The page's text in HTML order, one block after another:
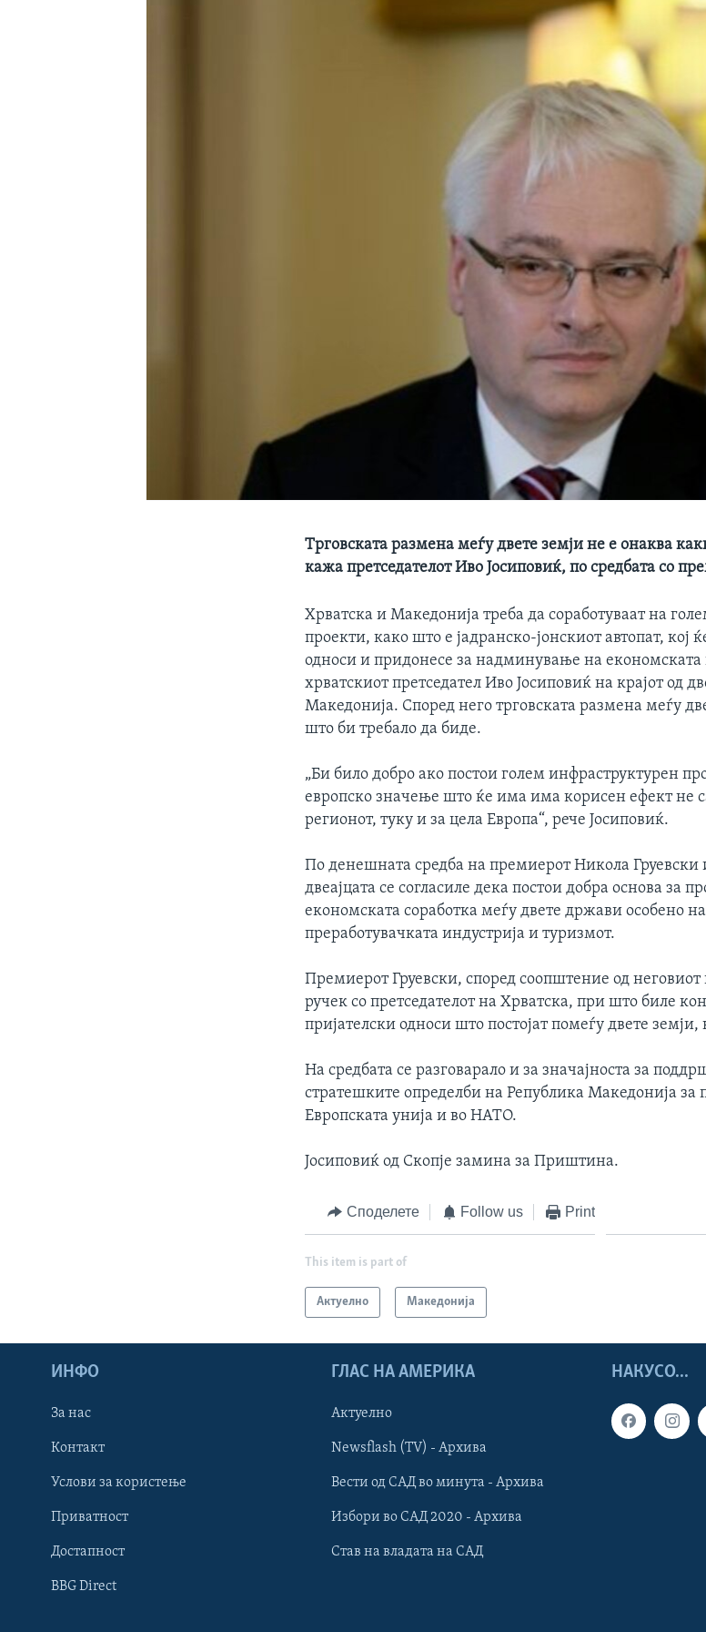
Learning English
НАКУСО...
Tрговската размена меѓу двете земји не е онаква
кажа претседателот Иво Јосиповиќ, по средбата со
Хрватска и Македонија треба да соработуваат на
проекти, како што е јадранско-јонскиот автопат, кој
односи и придонесе за надминување на економската
хрватскиот претседател Иво Јосиповиќ на крајот од
Македонија. Според него трговската размена меѓу
што би требало да биде.
„Би било добро ако постои голем инфраструктурен
европско значење што ќе има има корисен ефект не
регионот, туку и за цела Европа“, рече Јосиповиќ.
По денешната средба на премиерот Никола Груевски
двеајцата се согласиле дека постои добра основа за
економската соработка меѓу двете држави особено
преработувачката индустрија и туризмот.
Премиерот Груевски, според соопштение од
ручек со претседателот на Хрватска, при што биле
пријателски односи што постојат помеѓу двете
На средбата се разговарало и за значајноста за
стратешките определби на Република Македонија за
Европската унија и во НАТО.
Јосиповиќ од Скопје замина за Приштина.
Споделете Follow us Print
This item is part of
Актуелно Македонија
НАКУСО...
ИНФО
За нас
Контакт
Услови за користење
Приватност
Достапност
BBG Direct
ГЛАС НА АМЕРИКА
Актуелно
Newsflash (TV) - Архива
Вести од САД во минута - Архива
Избори во САД 2020 - Архива
Став на владата на САД